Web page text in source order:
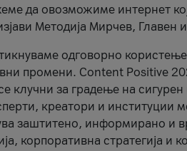
да овозможиме интернет
Методија Мирчев,
одговорно
промени. Content Positive
клучни за градење на
креатори и институции
заштитено, информирано и
корпоративна стратегија и